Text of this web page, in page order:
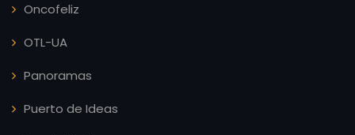
Oncofeliz
OTL-UA
Panoramas
Puerto de Ideas